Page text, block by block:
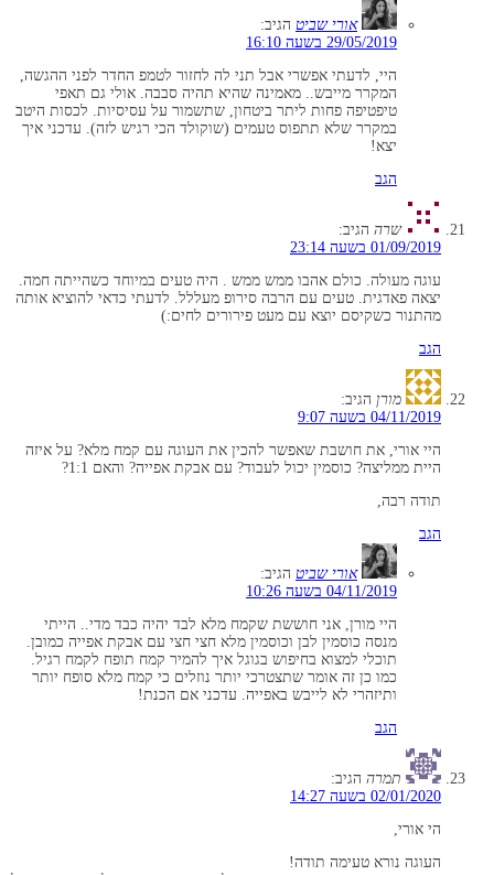
אורי שביט הגיב:
29/05/2019 בשעה 16:10
היי, לדעתי אפשרי אבל תני לה לחזור לטמפ החדר לפני ההגשה,
המקרר מייבש.. מאמינה שהיא תהיה סבבה. אולי גם תאפי
טיפטיפה פחות ליתר ביטחון, שתשמור על עסיסיות. לכסות היטב
במקרר שלא תתפוס טעמים (שוקולד הכי רגיש לזה). עדכני איך
יצא!
הגב
שרה הגיב:
01/09/2019 בשעה 23:14
עוגה מעולה. כולם אהבו ממש ממש . היה טעים במיוחד כשהייתה חמה.
יצאה פאדגית. טעים עם הרבה סירופ מעללל. לדעתי כדאי להוציא אותה
מהתנור כשקיסם יוצא עם מעט פירורים לחים:)
הגב
מורן הגיב:
04/11/2019 בשעה 9:07
היי אורי, את חושבת שאפשר להכין את העוגה עם קמח מלא? על איזה
היית ממליצה? כוסמין יכול לעבוד? עם אבקת אפייה? והאם 1:1?
תודה רבה,
הגב
אורי שביט הגיב:
04/11/2019 בשעה 10:26
היי מורן, אני חוששת שקמח מלא לבד יהיה כבד מדי.. הייתי
מנסה כוסמין לבן וכוסמין מלא חצי חצי עם אבקת אפייה כמובן.
תוכלי למצוא בחיפוש בגוגל איך להמיר קמח תופח לקמח רגיל.
כמו כן זה אומר שתצטרכי יותר נוזלים כי קמח מלא סופח יותר
ותיזהרי לא לייבש באפייה. עדכני אם הכנת!
הגב
תמרה הגיב:
02/01/2020 בשעה 14:27
הי אורי,
העוגה נורא טעימה תודה!